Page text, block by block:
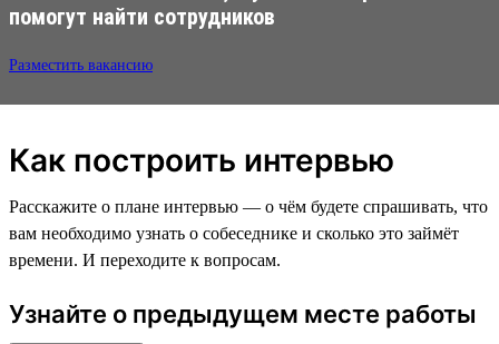
помогут найти сотрудников
Разместить вакансию
Как построить интервью
Расскажите о плане интервью — о чём будете спрашивать, что
вам необходимо узнать о собеседнике и сколько это займёт
времени. И переходите к вопросам.
Узнайте о предыдущем месте работы